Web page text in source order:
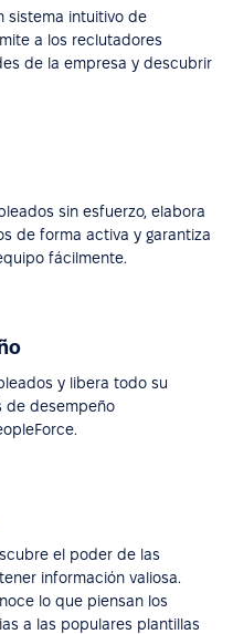
sistema intuitivo de
a los reclutadores
de la empresa y descubrir
sin esfuerzo, elabora
de forma activa y garantiza
fácilmente.
y libera todo su
de desempeño
el poder de las
información valiosa.
lo que piensan los
a las populares plantillas